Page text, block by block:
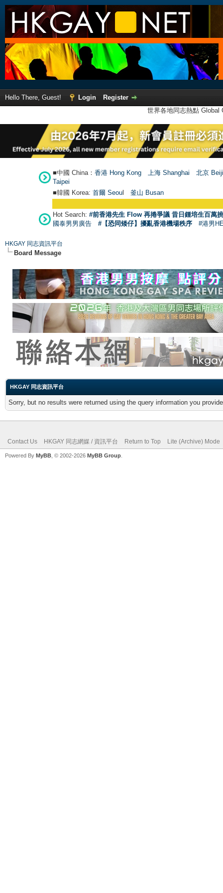
Hello There, Guest! Login
Register
世界各地同志熱點
■中國 China： 香港 Hong Kong 上海 Shanghai
北京
Taipei
■韓國 Korea: 首爾 Seoul 釜山 Busan
Hot Search: #前香港先生 Flow 再捲爭議 昔日鍾培生百萬
國泰男男廣告
#【恐同矮仔】擾亂香港機場秩序 #港男
HKGAY 同志資訊平台
Board Message
HKGAY 同志資訊平台
Sorry, but no results were returned using the query information you
Contact Us HKGAY 同志網媒 / 資訊平台 Return to Top Lite (Archive) Mode
Powered By MyBB , © 2002-2026 MyBB Group